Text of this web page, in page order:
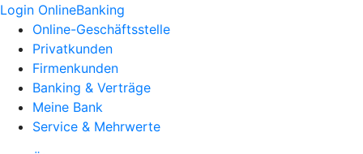
Login OnlineBanking
Online-Geschäftsstelle
Privatkunden
Firmenkunden
Banking & Verträge
Meine Bank
Service & Mehrwerte